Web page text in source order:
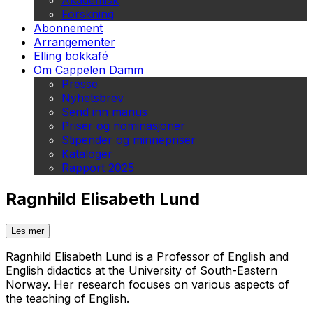
Forskning
Abonnement
Arrangementer
Elling bokkafé
Om Cappelen Damm
Presse
Nyhetsbrev
Send inn manus
Priser og nominasjoner
Stipender og minnepriser
Kataloger
Rapport 2025
Ragnhild Elisabeth Lund
Les mer
Ragnhild Elisabeth Lund is a Professor of English and
English didactics at the University of South-Eastern
Norway. Her research focuses on various aspects of
the teaching of English.